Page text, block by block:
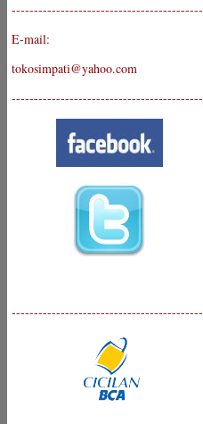
-------------------------------------------
E-mail:
tokosimpati@yahoo.com
-------------------------------------------
-------------------------------------------